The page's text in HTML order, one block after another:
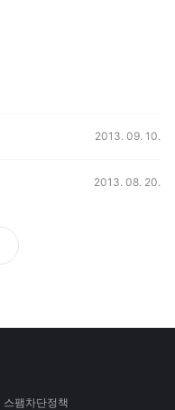
2013. 09. 10.
2013. 08. 20.
스팸차단정책